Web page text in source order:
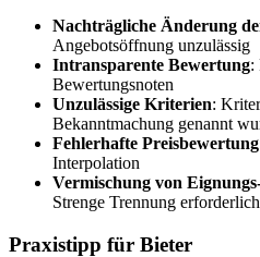
Nachträgliche Änderung
Angebotsöffnung unzulässig
Intransparente Bewertung:
Bewertungsnoten
Unzulässige Kriterien:
Bekanntmachung genannt
Fehlerhafte Preisbewertung
Interpolation
Vermischung von
Strenge Trennung erforderlich
Praxistipp für Bieter